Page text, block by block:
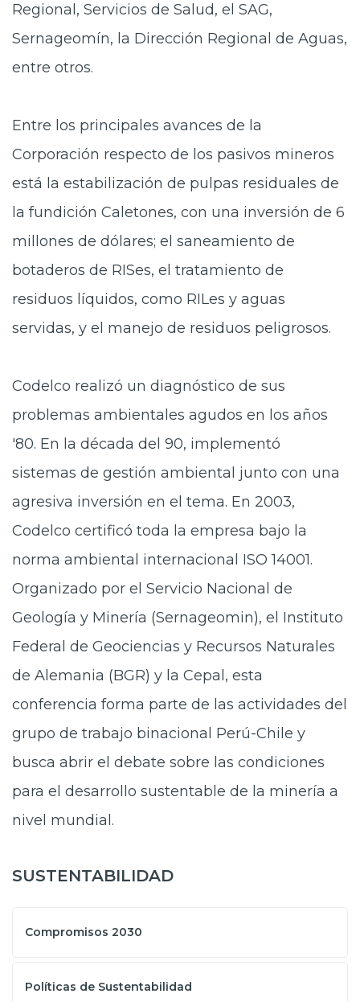
Regional, Servicios de Salud, el SAG,
Sernageomín, la Dirección Regional de Aguas,
entre otros.
Entre los principales avances de la
Corporación respecto de los pasivos mineros
está la estabilización de pulpas residuales de
la fundición Caletones, con una inversión de 6
millones de dólares; el saneamiento de
botaderos de RISes, el tratamiento de
residuos líquidos, como RILes y aguas
servidas, y el manejo de residuos peligrosos.
Codelco realizó un diagnóstico de sus
problemas ambientales agudos en los años
'80. En la década del 90, implementó
sistemas de gestión ambiental junto con una
agresiva inversión en el tema. En 2003,
Codelco certificó toda la empresa bajo la
norma ambiental internacional ISO 14001.
Organizado por el Servicio Nacional de
Geología y Minería (Sernageomin), el Instituto
Federal de Geociencias y Recursos Naturales
de Alemania (BGR) y la Cepal, esta
conferencia forma parte de las actividades del
grupo de trabajo binacional Perú-Chile y
busca abrir el debate sobre las condiciones
para el desarrollo sustentable de la minería a
nivel mundial.
SUSTENTABILIDAD
Compromisos 2030
Políticas de Sustentabilidad